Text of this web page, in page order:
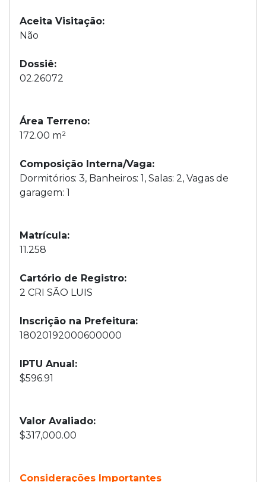
Aceita Visitação:
Não
Dossiê:
02.26072
Área Terreno:
172.00 m²
Composição Interna/Vaga:
Dormitórios: 3, Banheiros: 1, Salas: 2, Vagas de
garagem: 1
Matrícula:
11.258
Cartório de Registro:
2 CRI SÃO LUIS
Inscrição na Prefeitura:
18020192000600000
IPTU Anual:
$596.91
Valor Avaliado:
$317,000.00
Considerações Importantes